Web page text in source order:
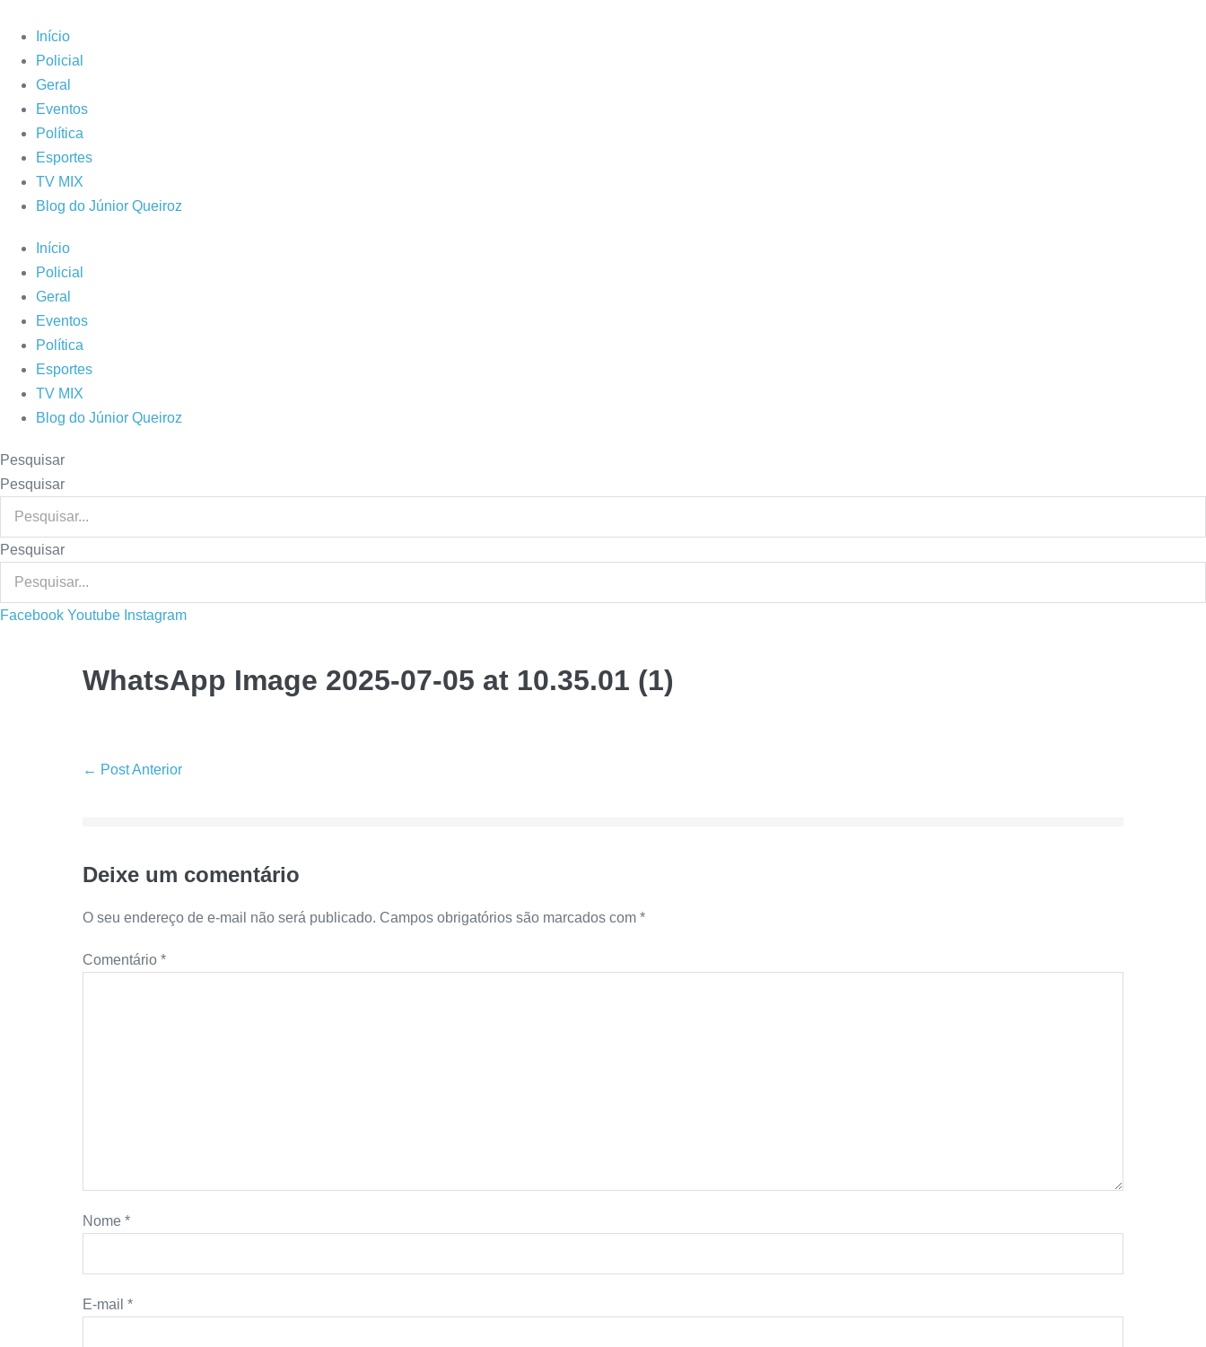
para
conteúdo
Início
Policial
Geral
Eventos
Política
Esportes
TV MIX
Blog do Júnior Queiroz
Início
Policial
Geral
Eventos
Política
Esportes
TV MIX
Blog do Júnior Queiroz
Pesquisar
Pesquisar
Pesquisar
Facebook Youtube Instagram
WhatsApp Image 2025-07-05 at 10.35.01 (1)
Navegação
← Post Anterior
Deixe um comentário
O seu endereço de e-mail não será publicado. Campos obrigatórios são marcados com *
Comentário *
Nome *
E-mail *